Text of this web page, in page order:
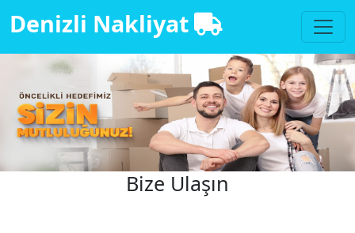
Denizli Nakliyat
Bize Ulaşın